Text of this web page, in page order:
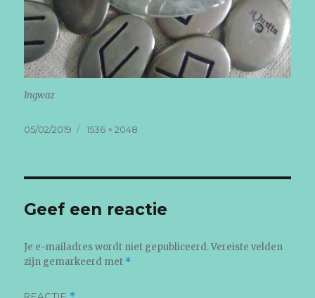
Ingwaz
Geplaatst
05/02/2019
Volledige
1536 × 2048
Geef een reactie
Je e-mailadres wordt niet gepubliceerd. Vereiste velden
zijn gemarkeerd met *